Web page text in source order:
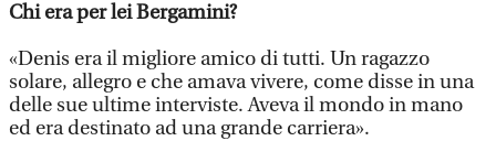
Chi era per lei Bergamini?
«Denis era il migliore amico di tutti. Un ragazzo
solare, allegro e che amava vivere, come disse in una
delle sue ultime interviste. Aveva il mondo in mano
ed era destinato ad una grande carriera».